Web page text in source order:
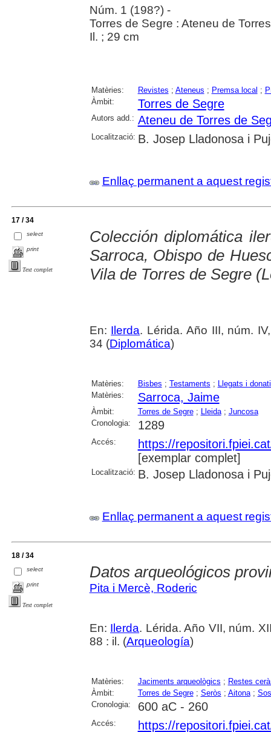
Núm. 1 (198?) -
Torres de Segre : Ateneu de
Il. ; 29 cm
Matèries: Revistes ; Ateneus ; Premsa local ;
Àmbit:
Torres de Segre
Autors add.: Ateneu de Torres de
Localització: B. Josep Lladonosa i
Enllaç permanent a aquest
17 / 34
select
print
Text complet
Colección diplomática
Sarroca, Obispo de
Vila de Torres de Segre
En: Ilerda. Lérida. Año III, núm.
34 (Diplomática)
Matèries: Bisbes ; Testaments ;
Llegats i
Matèries:
Sarroca, Jaime
Àmbit: Torres de Segre; Lleida; Juncosa
Cronologia:
1289
Accés:
https://
[exemplar complet]
Localització: B. Josep Lladonosa i
Enllaç permanent a aquest
18 / 34
select
print
Text complet
Datos arqueológicos
Pita i Mercè, Roderic
En: Ilerda. Lérida. Año VII, núm.
88 : il. (Arqueología)
Matèries: Jaciments arqueològics ; Restes
Àmbit:
Torres de Segre; Seròs ; Aitona;
Cronologia:
600 aC - 260
Accés:
https://